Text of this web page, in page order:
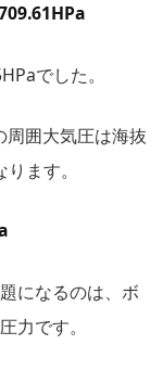
でした。
囲大気圧は海抜
ます。
になるのは、ボ
力です。